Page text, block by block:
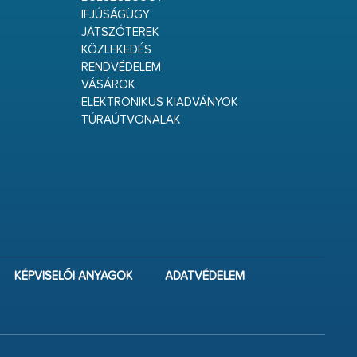
IFJÚSÁGÜGY
JÁTSZÓTEREK
KÖZLEKEDÉS
RENDVÉDELEM
VÁSÁROK
ELEKTRONIKUS KIADVÁNYOK
TÚRAÚTVONALAK
KÉPVISELŐI ANYAGOK ADATVÉDELEM